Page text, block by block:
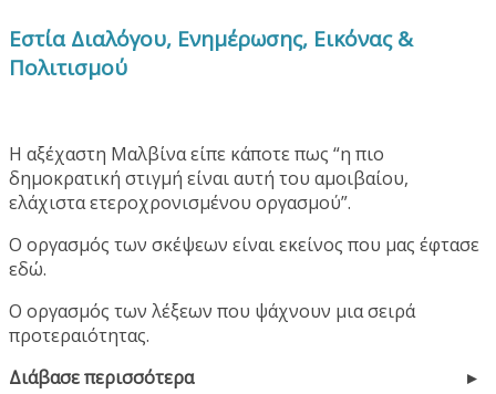
Εστία Διαλόγου, Ενημέρωσης, Εικόνας &
Πολιτισμού
Η αξέχαστη Μαλβίνα είπε κάποτε πως “η πιο
δημοκρατική στιγμή είναι αυτή του αμοιβαίου,
ελάχιστα ετεροχρονισμένου οργασμού”.
Ο οργασμός των σκέψεων είναι εκείνος που μας έφτασε
εδώ.
Ο οργασμός των λέξεων που ψάχνουν μια σειρά
προτεραιότητας.
Διάβασε περισσότερα